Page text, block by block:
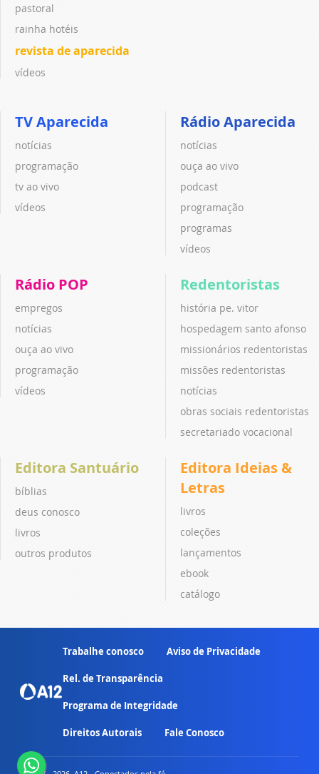
pastoral
rainha hotéis
revista de aparecida
vídeos
TV Aparecida
notícias
programação
tv ao vivo
vídeos
Rádio Aparecida
notícias
ouça ao vivo
podcast
programação
programas
vídeos
Rádio POP
empregos
notícias
ouça ao vivo
programação
vídeos
Redentoristas
história pe. vitor
hospedagem santo afonso
missionários redentoristas
missões redentoristas
notícias
obras sociais redentoristas
secretariado vocacional
Editora Santuário
bíblias
deus conosco
livros
outros produtos
Editora Ideias &
Letras
livros
coleções
lançamentos
ebook
catálogo
Trabalhe conosco Aviso de Privacidade
Rel. de Transparência
Programa de Integridade
Direitos Autorais Fale Conosco